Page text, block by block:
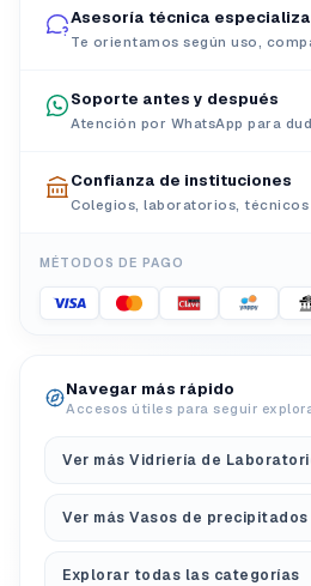
Asesoría técnica
Te orientamos según uso,
Soporte antes y después
Atención por WhatsApp para
Confianza de instituciones
Colegios, laboratorios, técnicos
MÉTODOS DE PAGO
Navegar más rápido
Accesos útiles para seguir
Ver más Vidriería de
Ver más Vasos de precipitados
Explorar todas las categorías